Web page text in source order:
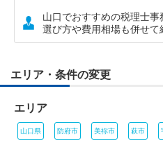
山口でおすすめの税理士
選び方や費用相場も併せて
エリア・条件の変更
エリア
山口県 防府市 美祢市 萩市